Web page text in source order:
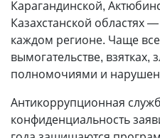
Карагандинской,
Казахстанской областях
каждом регионе. Чаще
вымогательстве, взятках,
полномочиями и
Антикоррупционная
конфиденциальность